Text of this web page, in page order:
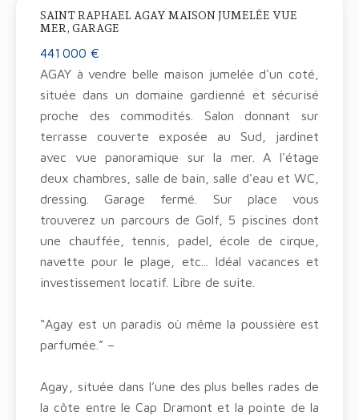
SAINT RAPHAEL AGAY MAISON JUMELÉE VUE
MER, GARAGE
441 000 €
AGAY à vendre belle maison jumelée d'un coté,
située dans un domaine gardienné et sécurisé
proche des commodités. Salon donnant sur
terrasse couverte exposée au Sud, jardinet
avec vue panoramique sur la mer. A l'étage
deux chambres, salle de bain, salle d'eau et WC,
dressing. Garage fermé. Sur place vous
trouverez un parcours de Golf, 5 piscines dont
une chauffée, tennis, padel, école de cirque,
navette pour le plage, etc... Idéal vacances et
investissement locatif. Libre de suite.
“Agay est un paradis où même la poussière est
parfumée.” –
Agay, située dans l’une des plus belles rades de
la côte entre le Cap Dramont et la pointe de la